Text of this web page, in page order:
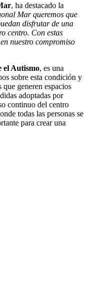
, ha destacado la
Mar queremos que
disfrutar de una
centro. Con estas
nuestro compromiso
el Autismo, es una
sobre esta condición y
generen espacios
adoptadas por
continuo del centro
todas las personas se
para crear una